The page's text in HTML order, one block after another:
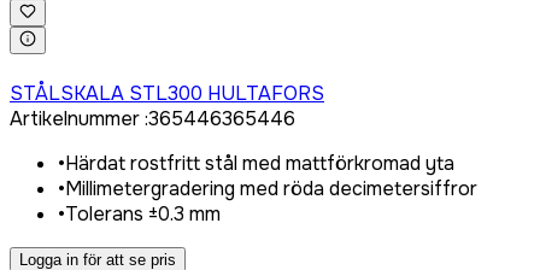
STÅLSKALA STL300 HULTAFORS
Artikelnummer:365446365446
•Härdat rostfritt stål med mattförkromad yta
•Millimetergradering med röda decimetersiffror
•Tolerans ±0.3 mm
Logga in för att se pris